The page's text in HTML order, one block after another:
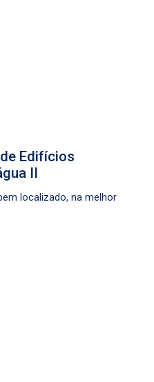
Edifícios
II
localizado, na melhor